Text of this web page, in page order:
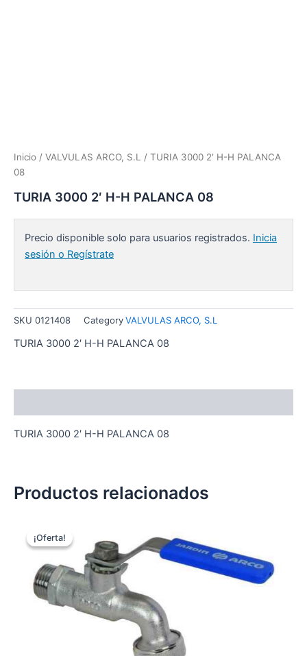
Inicio / VALVULAS ARCO, S.L / TURIA 3000 2′ H-H PALANCA
08
TURIA 3000 2′ H-H PALANCA 08
Precio disponible solo para usuarios registrados. Inicia
sesión o Regístrate
SKU 0121408 CategoryVALVULAS ARCO, S.L
TURIA 3000 2′ H-H PALANCA 08
TURIA 3000 2′ H-H PALANCA 08
Productos relacionados
¡Oferta!
¡Oferta!